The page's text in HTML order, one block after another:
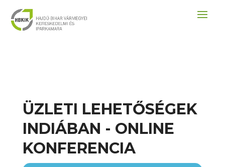
ÜZLETI LEHETŐSÉGEK
INDIÁBAN - ONLINE
KONFERENCIA